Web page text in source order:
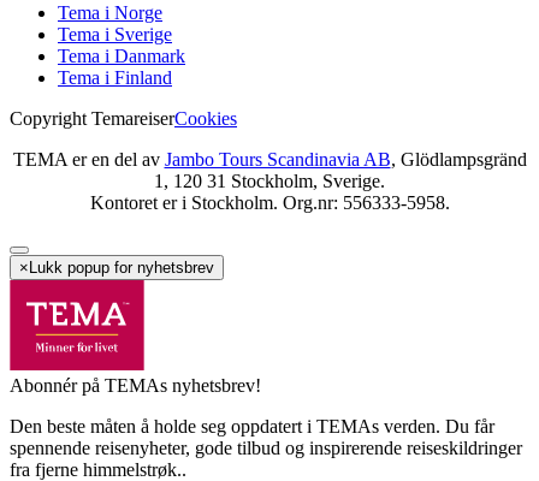
Tema i Norge
Tema i Sverige
Tema i Danmark
Tema i Finland
Copyright TemareiserCookies
TEMA er en del av Jambo Tours Scandinavia AB, Glödlampsgränd
1, 120 31 Stockholm, Sverige.
Kontoret er i Stockholm. Org.nr: 556333-5958.
×Lukk popup for nyhetsbrev
Abonnér på TEMAs nyhetsbrev!
Den beste måten å holde seg oppdatert i TEMAs verden. Du får
spennende reisenyheter, gode tilbud og inspirerende reiseskildringer
fra fjerne himmelstrøk..